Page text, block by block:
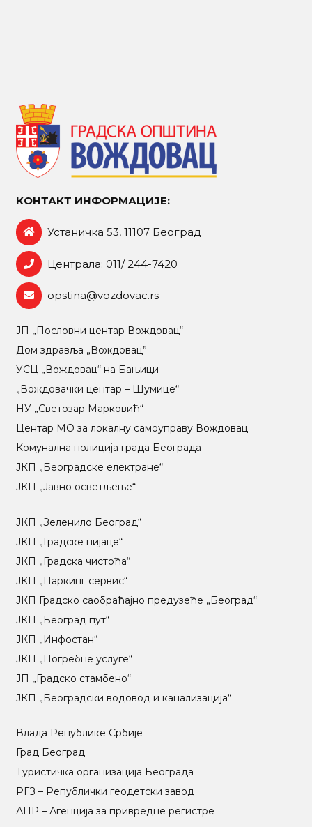
КОНТАКТ ИНФОРМАЦИЈЕ:
Устаничка 53, 11107 Београд
Централа: 011/ 244-7420
opstina@vozdovac.rs
ЈП „Пословни центар Вождовац“
Дом здравља „Вождовац”
УСЦ „Вождовац“ на Бањици
„Вождовачки центар – Шумице“
НУ „Светозар Марковић“
Центар МO за локалну самоуправу Вождовац
Комунална полиција града Београда
ЈКП „Београдске електране“
ЈКП „Јавно осветљење“
ЈКП „Зеленило Београд“
ЈКП „Градске пијаце“
ЈКП „Градска чистоћа“
ЈКП „Паркинг сервис“
ЈКП Градско саобраћајно предузеће „Београд“
ЈКП „Београд пут“
ЈКП „Инфостан“
ЈКП „Погребне услуге“
ЈП „Градско стамбено“
ЈКП „Београдски водовод и канализација“
Влада Републике Србије
Град Београд
Туристичка организација Београда
РГЗ – Републички геодетски завод
АПР – Агенција за привредне регистре